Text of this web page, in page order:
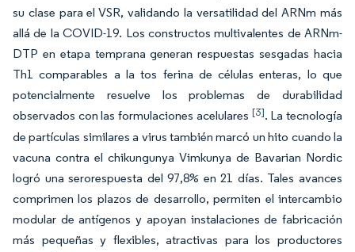
su clase para el VSR, validando la versatilidad del ARNm más
allá de la COVID-19. Los constructos multivalentes de ARNm-
DTP en etapa temprana generan respuestas sesgadas hacia
Th1 comparables a la tos ferina de células enteras, lo que
potencialmente resuelve los problemas de durabilidad
observados con las formulaciones acelulares [3]. La tecnología
de partículas similares a virus también marcó un hito cuando la
vacuna contra el chikungunya Vimkunya de Bavarian Nordic
logró una serorespuesta del 97,8% en 21 días. Tales avances
comprimen los plazos de desarrollo, permiten el intercambio
modular de antígenos y apoyan instalaciones de fabricación
más pequeñas y flexibles, atractivas para los productores